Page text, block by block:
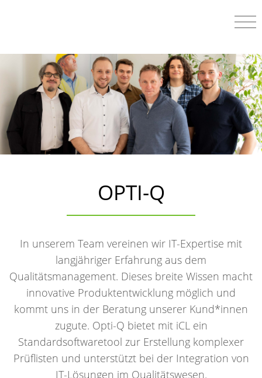
OPTI-Q
In unserem Team vereinen wir IT-Expertise mit
langjähriger Erfahrung aus dem
Qualitätsmanagement. Dieses breite Wissen macht
innovative Produktentwicklung möglich und
kommt uns in der Beratung unserer Kund*innen
zugute. Opti-Q bietet mit iCL ein
Standardsoftwaretool zur Erstellung komplexer
Prüflisten und unterstützt bei der Integration von
IT-Lösungen im Qualitätswesen.